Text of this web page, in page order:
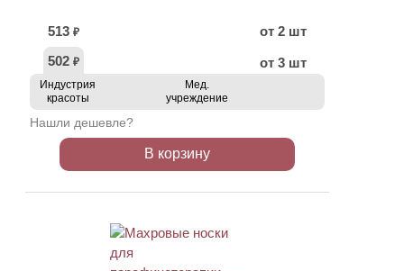
513 ₽
от 2 шт
502 ₽ от 3 шт
Индустрия
красоты
Мед.
учреждение
Нашли дешевле?
В корзину